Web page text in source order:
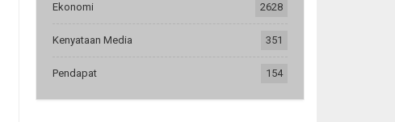
Ekonomi 2628
Kenyataan Media 351
Pendapat 154